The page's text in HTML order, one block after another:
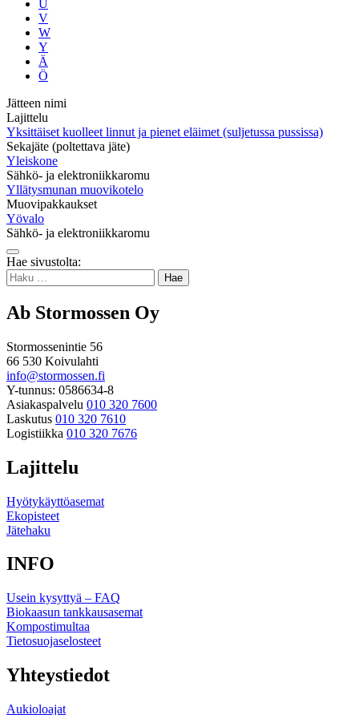
U
V
W
Y
Ä
Ö
Jätteen nimi
Lajittelu
Yksittäiset kuolleet linnut ja pienet eläimet (suljetussa pussissa)
Sekajäte (poltettava jäte)
Yleiskone
Sähkö- ja elektroniikkaromu
Yllätysmunan muovikotelo
Muovipakkaukset
Yövalo
Sähkö- ja elektroniikkaromu
Takaisin
ylös
Hae sivustolta:
Haku:
Ab Stormossen Oy
Stormossenintie 56
66 530 Koivulahti
info@stormossen.fi
Y-tunnus: 0586634-8
Asiakaspalvelu 010 320 7600
Laskutus 010 320 7610
Logistiikka 010 320 7676
Lajittelu
Hyötykäyttöasemat
Ekopisteet
Jätehaku
INFO
Usein kysyttyä – FAQ
Biokaasun tankkausasemat
Kompostimultaa
Tietosuojaselosteet
Yhteystiedot
Aukioloajat